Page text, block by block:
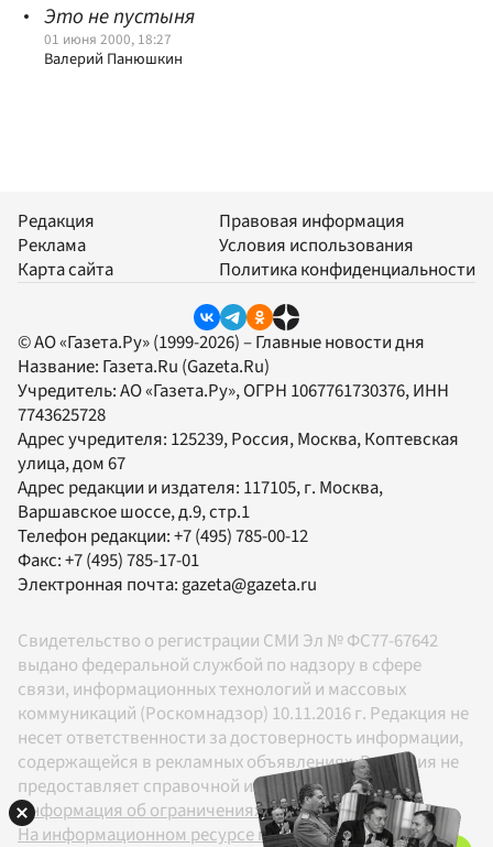
Это не пустыня
01 июня 2000, 18:27
Валерий Панюшкин
Редакция
Реклама
Карта сайта
Правовая информация
Условия использования
Политика конфиденциальности
© АО «Газета.Ру» (1999-2026) – Главные новости дня
Название: Газета.Ru (Gazeta.Ru)
Учредитель:АО «Газета.Ру», ОГРН 1067761730376, ИНН
7743625728
Адрес учредителя: 125239, Россия, Москва, Коптевская
улица, дом 67
Адрес редакции и издателя: 117105, г. Москва,
Варшавское шоссе, д.9, стр.1
Телефон редакции:+7 (495) 785-00-12
Факс:+7 (495) 785-17-01
Электронная почта:gazeta@gazeta.ru
Свидетельство о регистрации СМИ Эл № ФС77-67642
выдано федеральной службой по надзору в сфере
связи, информационных технологий и массовых
коммуникаций (Роскомнадзор) 10.11.2016 г. Редакция не
несет ответственности за достоверность информации,
содержащейся в рекламных объявлениях. Редакция не
предоставляет справочной информации.
Информация об ограничениях
На информационном ресурсе применяются